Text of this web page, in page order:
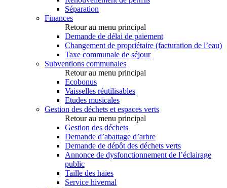
Séparation
Finances
Retour au menu principal
Demande de délai de paiement
Changement de propriétaire (facturation de l’eau)
Taxe communale de séjour
Subventions communales
Retour au menu principal
Ecobonus
Vaisselles réutilisables
Etudes musicales
Gestion des déchets et espaces verts
Retour au menu principal
Gestion des déchets
Demande d’abattage d’arbre
Demande de dépôt des déchets verts
Annonce de dysfonctionnement de l’éclairage
public
Taille des haies
Service hivernal